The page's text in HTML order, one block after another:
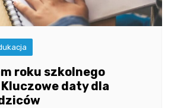
roku szkolnego
daty dla